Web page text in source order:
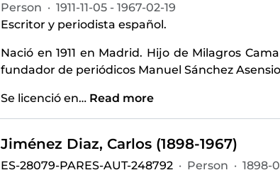
Person · 1911-11-05 - 1967-02-19
Escritor y periodista español.
Nació en 1911 en Madrid. Hijo de Milagros
fundador de periódicos Manuel Sánchez
Se licenció en… Read more
Jiménez Diaz, Carlos (1898-1967)
ES-28079-PARES-AUT-248792 · Person · 1898-